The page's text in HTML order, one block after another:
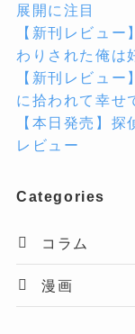
展開に注目
【新刊レビュ
わりされた俺は
【新刊レビュ
に拾われて幸せ
【本日発売】
レビュー
Categories
コラム
漫画